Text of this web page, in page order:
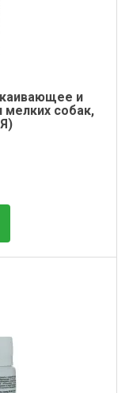
и
мелких собак,